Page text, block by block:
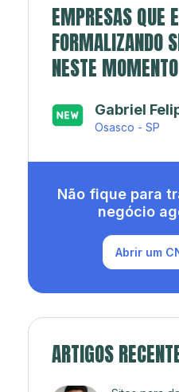
EMPRESAS QUE
FORMALIZANDO
NESTE MOMENTO
Japa’s açaí
Rio de Janeiro -
Não fique para
negócio
Abrir um
ARTIGOS